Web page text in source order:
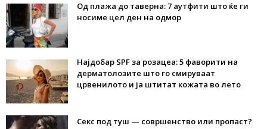
Од плажа до таверна: 7 аутфити што ќе ги
носиме цел ден на одмор
Најдобар SPF за розацеа: 5 фаворити на
дерматолозите што го смируваат
црвенилото и ја штитат кожата во лето
Секс под туш — совршенство или пропаст?